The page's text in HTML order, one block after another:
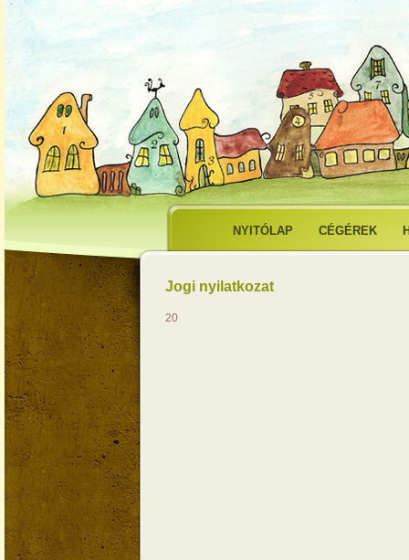
NYITÓLAP CÉGÉREK
Jogi nyilatkozat
20